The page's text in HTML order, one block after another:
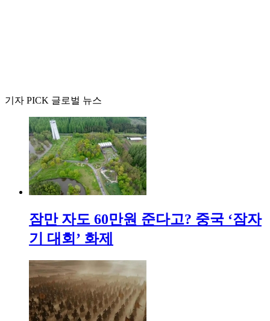
기자 PICK 글로벌 뉴스
잠만 자도 60만원 준다고? 중국 ‘잠자
기 대회’ 화제